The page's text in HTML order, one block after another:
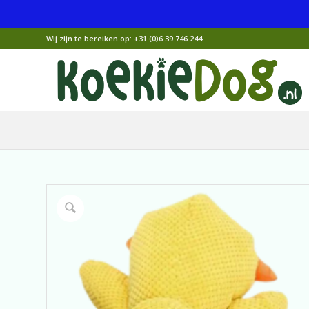
Wij zijn te bereiken op: +31 (0)6 39 746 244